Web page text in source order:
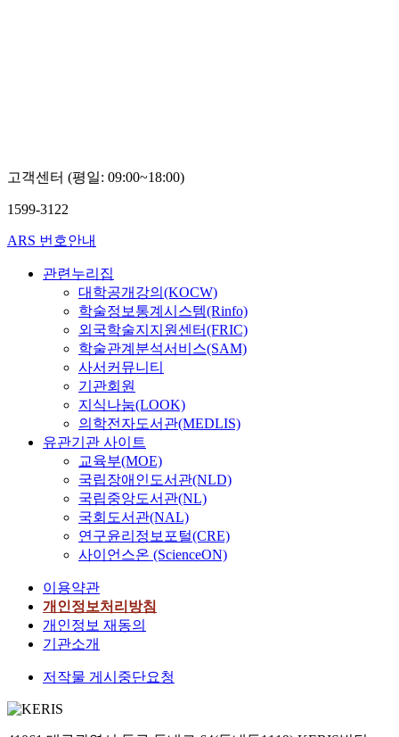
고객센터 (평일: 09:00~18:00)
1599-3122
ARS 번호안내
관련누리집
대학공개강의(KOCW)
학술정보통계시스템(Rinfo)
외국학술지지원센터(FRIC)
학술관계분석서비스(SAM)
사서커뮤니티
기관회원
지식나눔(LOOK)
의학전자도서관(MEDLIS)
유관기관 사이트
교육부(MOE)
국립장애인도서관(NLD)
국립중앙도서관(NL)
국회도서관(NAL)
연구윤리정보포털(CRE)
사이언스온 (ScienceON)
이용약관
개인정보처리방침
개인정보 재동의
기관소개
저작물 게시중단요청